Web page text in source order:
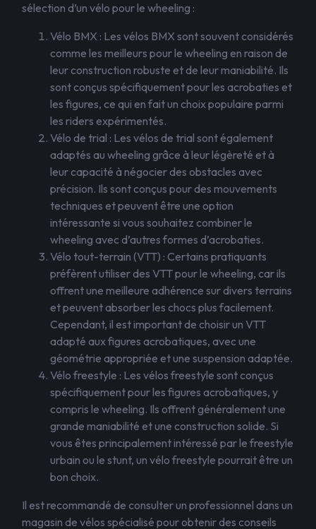
sélection d’un vélo pour le wheeling :
Vélo BMX : Les vélos BMX sont souvent considérés
comme les meilleurs pour le wheeling en raison de
leur construction robuste et de leur maniabilité. Ils
sont conçus spécifiquement pour les acrobaties et
les figures, ce qui en fait un choix populaire parmi
les riders expérimentés.
Vélo de trial : Les vélos de trial sont également
adaptés au wheeling grâce à leur légèreté et à
leur capacité à négocier des obstacles avec
précision. Ils sont conçus pour des mouvements
techniques et peuvent être une option
intéressante si vous souhaitez combiner le
wheeling avec d’autres formes d’acrobaties.
Vélo tout-terrain (VTT) : Certains pratiquants
préfèrent utiliser des VTT pour le wheeling, car ils
offrent une meilleure adhérence sur divers terrains
et peuvent absorber les chocs plus facilement.
Cependant, il est important de choisir un VTT
adapté aux figures acrobatiques, avec une
géométrie appropriée et une suspension adaptée.
Vélo freestyle : Les vélos freestyle sont conçus
spécifiquement pour les figures acrobatiques, y
compris le wheeling. Ils offrent généralement une
grande maniabilité et une construction solide. Si
vous êtes principalement intéressé par le freestyle
urbain ou le stunt, un vélo freestyle pourrait être un
bon choix.
Il est recommandé de consulter un professionnel dans un
magasin de vélos spécialisé pour obtenir des conseils